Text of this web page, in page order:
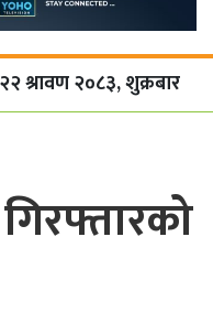
२२ श्रावण २०८३, शुक्रबार